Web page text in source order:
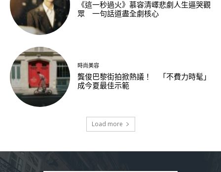
《這一秒過火》慕容清嶧悲劇人生逼哭觀
眾 一句話道盡全劇核心
時尚美容
龔俊巴黎街拍掀熱議！ 「不費力時髦」
成今夏最佳示範
Load more